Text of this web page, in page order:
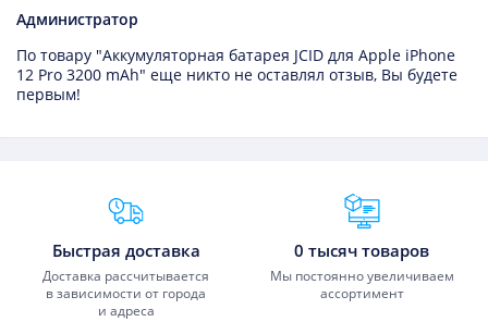
Администратор
По товару "Аккумуляторная батарея JCID для Apple iPhone
12 Pro 3200 mAh" еще никто не оставлял отзыв, Вы будете
первым!
Преимущества Fixmobile
Быстрая доставка
Доставка рассчитывается
в зависимости от города
и адреса
0 тысяч товаров
Мы постоянно увеличиваем
ассортимент